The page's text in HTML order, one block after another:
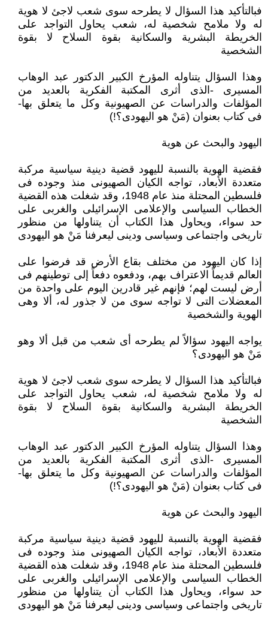
فبالتأكيد هذا السؤال لا يطرحه سوى شعب لاجئ لا هوية
له ولا ملامح شخصية له، شعب يحاول التواجد على
الخريطة البشرية والسكانية بقوة السلاح لا بقوة
الشخصية
وهذا السؤال يتناوله المؤرخ الكبير الدكتور عبد الوهاب
المسيرى -الذى أثرى المكتبة الفكرية بالعديد من
المؤلفات والدراسات عن الصهيونية وكل ما يتعلق بها-
فى كتاب بعنوان (مَنْ هو اليهودى؟!)
اليهود والبحث عن هوية
فقضية الهوية بالنسبة لليهود قضية دينية سياسية مركبة
متعددة الأبعاد، تواجه الكيان الصهيونى منذ وجوده فى
فلسطين المحتلة منذ عام 1948، وقد شغلت هذه القضية
الخطاب السياسى والإعلامى الإسرائيلى والغربى على
حد سواء، ويحاول هذا الكتاب أن يتناولها من منظور
تاريخى واجتماعى وسياسى ودينى ليعرفنا مَنْ هو اليهودى
إذا كان اليهود من مختلف بقاع الأرض قد فرضوا على
العالم قديماً الاعتراف بهم، ودفعوه دفعاً إلى توطينهم فى
أرض ليست لهم؛ فإنهم غير قادرين اليوم على واحدة من
المعضلات التى لا تواجه سوى من لا جذور له، ألا وهى
الهوية والشخصية
يواجه اليهود سؤالاً لم يطرحه أى شعب من قبل ألا وهو
مَنْ هو اليهودى؟
فبالتأكيد هذا السؤال لا يطرحه سوى شعب لاجئ لا هوية
له ولا ملامح شخصية له، شعب يحاول التواجد على
الخريطة البشرية والسكانية بقوة السلاح لا بقوة
الشخصية
وهذا السؤال يتناوله المؤرخ الكبير الدكتور عبد الوهاب
المسيرى -الذى أثرى المكتبة الفكرية بالعديد من
المؤلفات والدراسات عن الصهيونية وكل ما يتعلق بها-
فى كتاب بعنوان (مَنْ هو اليهودى؟!)
اليهود والبحث عن هوية
فقضية الهوية بالنسبة لليهود قضية دينية سياسية مركبة
متعددة الأبعاد، تواجه الكيان الصهيونى منذ وجوده فى
فلسطين المحتلة منذ عام 1948، وقد شغلت هذه القضية
الخطاب السياسى والإعلامى الإسرائيلى والغربى على
حد سواء، ويحاول هذا الكتاب أن يتناولها من منظور
تاريخى واجتماعى وسياسى ودينى ليعرفنا مَنْ هو اليهودى